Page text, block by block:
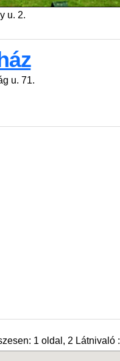
u. 2.
u. 71.
1 oldal, 2 Látnivaló :